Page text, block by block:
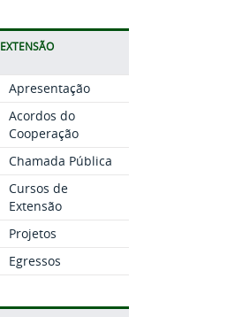
EXTENSÃO
Apresentação
Acordos do
Cooperação
Chamada Pública
Cursos de
Extensão
Projetos
Egressos